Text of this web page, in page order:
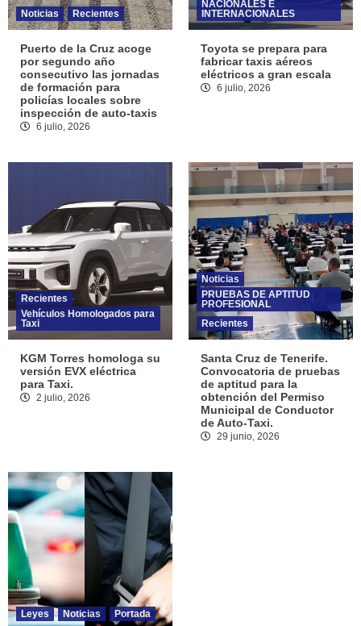
Noticias Recientes
Puerto de la Cruz acoge
por segundo año
consecutivo las jornadas
de formación para
policías locales sobre
inspección de auto-taxis
6 julio, 2026
NACIONALES E
INTERNACIONALES
Toyota se prepara para
fabricar taxis aéreos
eléctricos a gran escala
6 julio, 2026
Recientes
Vehículos Homologados para
Taxi
KGM Torres homologa su
versión EVX eléctrica
para Taxi.
2 julio, 2026
Noticias
PRUEBAS DE APTITUD
PROFESIONAL
Recientes
Santa Cruz de Tenerife.
Convocatoria de pruebas
de aptitud para la
obtención del Permiso
Municipal de Conductor
de Auto-Taxi.
29 junio, 2026
Leyes Noticias
Portada